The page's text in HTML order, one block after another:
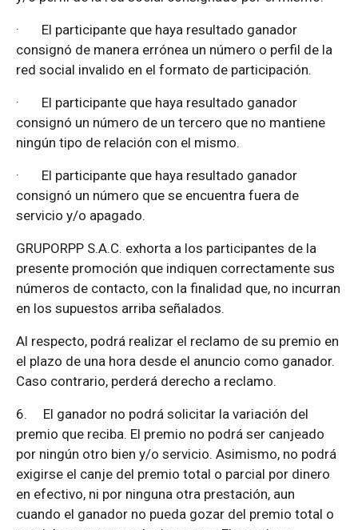
· El participante que haya resultado ganador
consignó de manera errónea un número o perfil de la
red social invalido en el formato de participación.
· El participante que haya resultado ganador
consignó un número de un tercero que no mantiene
ningún tipo de relación con el mismo.
· El participante que haya resultado ganador
consignó un número que se encuentra fuera de
servicio y/o apagado.
GRUPORPP S.A.C. exhorta a los participantes de la
presente promoción que indiquen correctamente sus
números de contacto, con la finalidad que, no incurran
en los supuestos arriba señalados.
Al respecto, podrá realizar el reclamo de su premio en
el plazo de una hora desde el anuncio como ganador.
Caso contrario, perderá derecho a reclamo.
6. El ganador no podrá solicitar la variación del
premio que reciba. El premio no podrá ser canjeado
por ningún otro bien y/o servicio. Asimismo, no podrá
exigirse el canje del premio total o parcial por dinero
en efectivo, ni por ninguna otra prestación, aun
cuando el ganador no pueda gozar del premio total o